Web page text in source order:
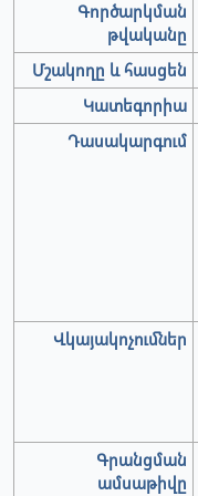
Գործարկման
թվականը
Մշակողը և հասցեն
Կատեգորիա
Դասակարգում
Վկայակոչումներ
Գրանցման
ամսաթիվը